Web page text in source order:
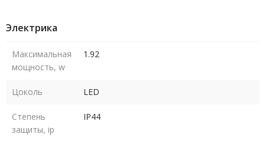
Электрика
Максимальная
мощность, w
1.92
Цоколь LED
Степень
защиты, ip
IP44